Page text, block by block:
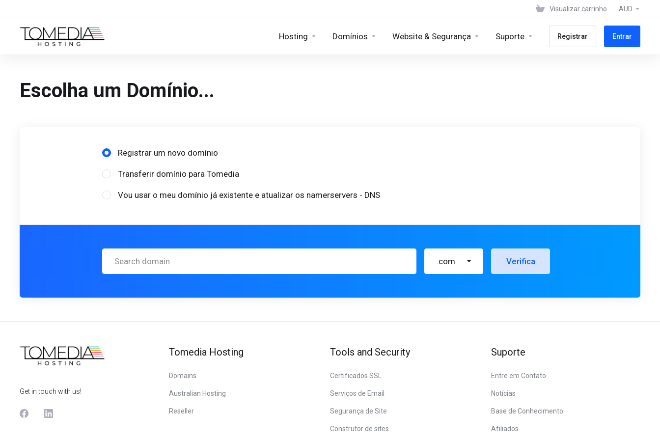
Visualizar carrinho AUD
Hosting Domínios Website & Segurança Suporte Registrar Entrar
Escolha um Domínio...
Registrar um novo domínio
Transferir domínio para Tomedia
Vou usar o meu domínio já existente e atualizar os namerservers - DNS
.com Verifica
Get in touch with us!
Tomedia Hosting
Domains
Australian Hosting
Reseller
Tools and Security
Certificados SSL
Serviços de Email
Segurança de Site
Construtor de sites
Suporte
Entre em Contato
Notícias
Base de Conhecimento
Afiliados